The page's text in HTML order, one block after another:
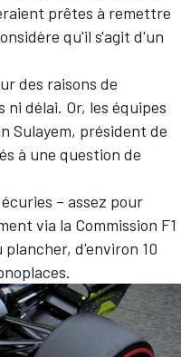
prêtes à remettre
qu'il s'agit d'un
des raisons de
délai. Or, les équipes
Sulayem, président de
à une question de
– assez pour
via la Commission F1
d'environ 10